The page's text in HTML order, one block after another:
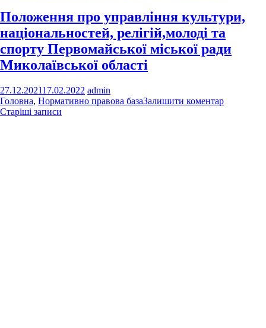
Положення про управління культури,
національностей, релігій,молоді та
спорту Первомайської міської ради
Миколаївської області
27.12.202117.02.2022 admin
Головна, Нормативно правова базаЗалишити коментар
Навігація
Старіші записи